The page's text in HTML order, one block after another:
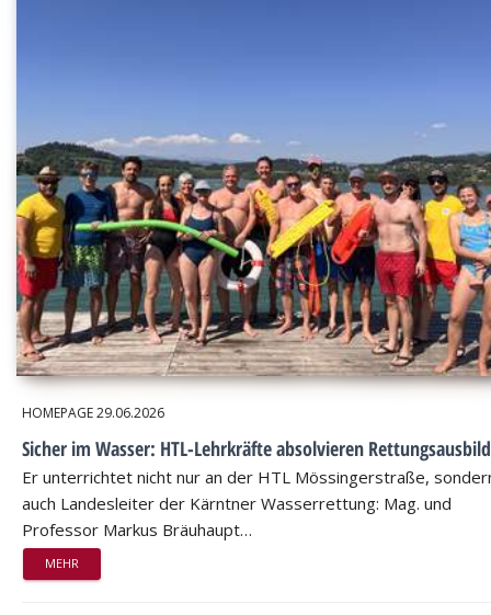
HOMEPAGE29.06.2026
Sicher im Wasser: HTL-Lehrkräfte absolvieren
Er unterrichtet nicht nur an der HTL Mössingerstraße,
auch Landesleiter der Kärntner Wasserrettung: Mag. und
Professor Markus Bräuhaupt…
MEHR